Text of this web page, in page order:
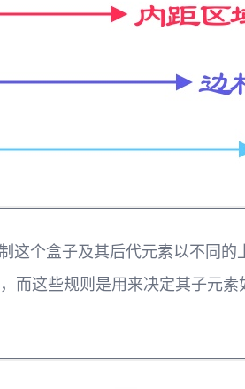
这个盒子及其后代元素以不同
而这些规则是用来决定其子元